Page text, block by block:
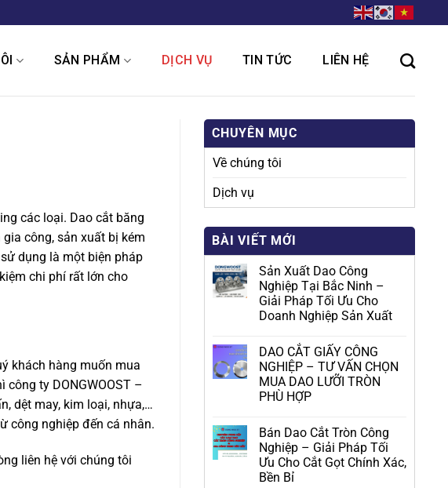
SẢN PHẨM DỊCH VỤ TIN TỨC LIÊN HỆ
các loại. Dao cắt băng
công, sản xuất bị kém
dụng là một biện pháp
chi phí rất lớn cho
khách hàng muốn mua
ty DONGWOOST –
dệt may, kim loại, nhựa,…
công nghiệp đến cá nhân.
liên hệ với chúng tôi
CHUYÊN MỤC
Về chúng tôi
Dịch vụ
BÀI VIẾT MỚI
Sản Xuất Dao Công
Nghiệp Tại Bắc Ninh –
Giải Pháp Tối Ưu Cho
Doanh Nghiệp Sản Xuất
DAO CẮT GIẤY CÔNG
NGHIỆP – TƯ VẤN CHỌN
MUA DAO LƯỠI TRÒN
PHÙ HỢP
Bán Dao Cắt Tròn Công
Nghiệp – Giải Pháp Tối
Ưu Cho Cắt Gọt Chính Xác,
Bền Bỉ